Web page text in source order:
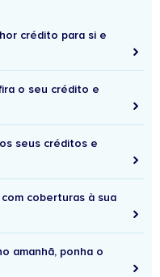
crédito para si e
o seu crédito e
seus créditos e
coberturas à sua
amanhã, ponha o